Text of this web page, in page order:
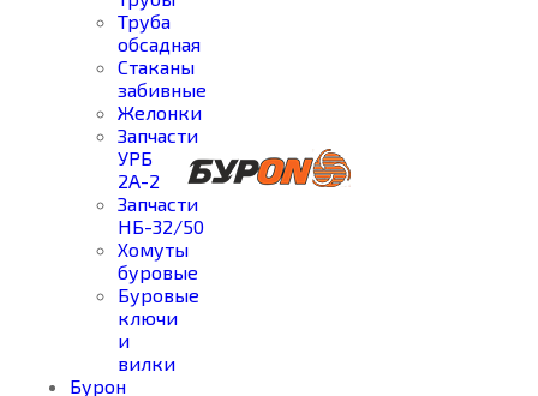
Труба
обсадная
Стаканы
забивные
Желонки
Запчасти
УРБ
2А-2
Запчасти
НБ-32/50
Хомуты
буровые
Буровые
ключи
и
вилки
Бурон